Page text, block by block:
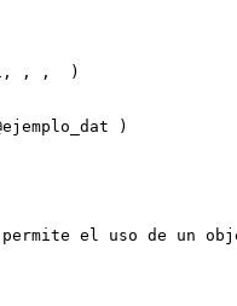
1, , ,  )
permite el uso de un